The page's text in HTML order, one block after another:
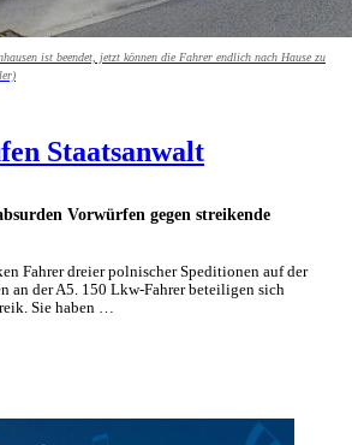
ist beendet, jetzt können die Fahrer endlich nach Hause zu
Vorwürfen gegen streikende
Staatsanwalt
Fahrer dreier polnischer Speditionen auf der
an der A5. 150 Lkw-Fahrer beteiligen sich
Sie haben …